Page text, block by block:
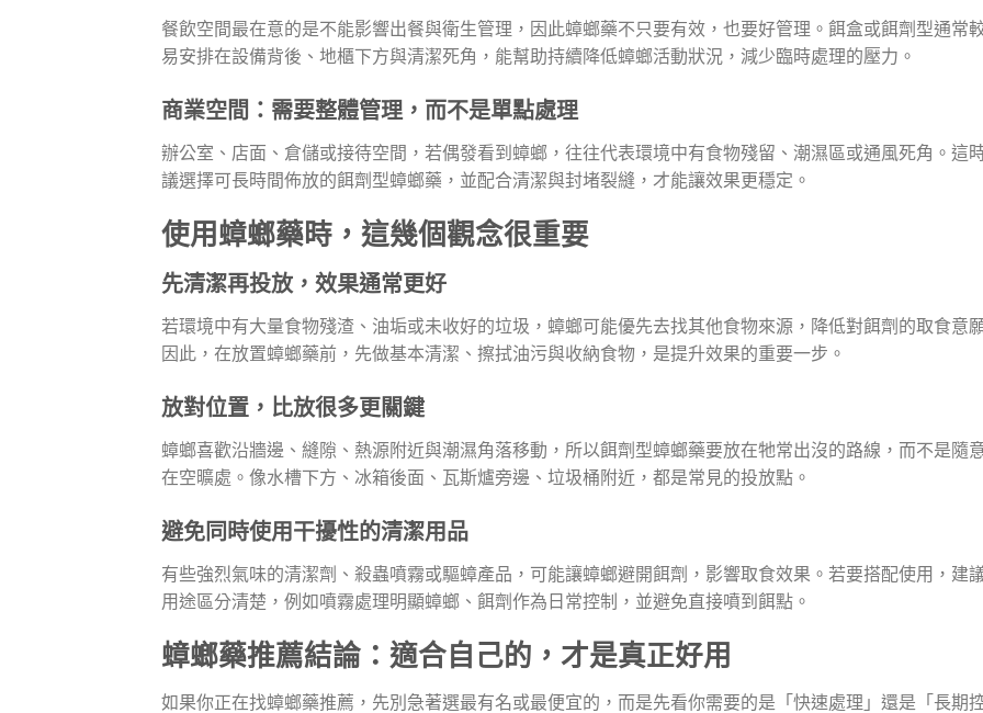
餐飲空間最在意的是不能影響出餐與衛生管理，因此蟑螂藥不只要有效，也要好管理。餌盒或餌劑型通常
易安排在設備背後、地櫃下方與清潔死角，能幫助持續降低蟑螂活動狀況，減少臨時處理的壓力。
商業空間：需要整體管理，而不是單點處理
辦公室、店面、倉儲或接待空間，若偶發看到蟑螂，往往代表環境中有食物殘留、潮濕區或通風死角。這
議選擇可長時間佈放的餌劑型蟑螂藥，並配合清潔與封堵裂縫，才能讓效果更穩定。
使用蟑螂藥時，這幾個觀念很重要
先清潔再投放，效果通常更好
若環境中有大量食物殘渣、油垢或未收好的垃圾，蟑螂可能優先去找其他食物來源，降低對餌劑的取食意
因此，在放置蟑螂藥前，先做基本清潔、擦拭油污與收納食物，是提升效果的重要一步。
放對位置，比放很多更關鍵
蟑螂喜歡沿牆邊、縫隙、熱源附近與潮濕角落移動，所以餌劑型蟑螂藥要放在牠常出沒的路線，而不是隨
在空曠處。像水槽下方、冰箱後面、瓦斯爐旁邊、垃圾桶附近，都是常見的投放點。
避免同時使用干擾性的清潔用品
有些強烈氣味的清潔劑、殺蟲噴霧或驅蟑產品，可能讓蟑螂避開餌劑，影響取食效果。若要搭配使用，建
用途區分清楚，例如噴霧處理明顯蟑螂、餌劑作為日常控制，並避免直接噴到餌點。
蟑螂藥推薦結論：適合自己的，才是真正好用
如果你正在找蟑螂藥推薦，先別急著選最有名或最便宜的，而是先看你需要的是「快速處理」還是「長期